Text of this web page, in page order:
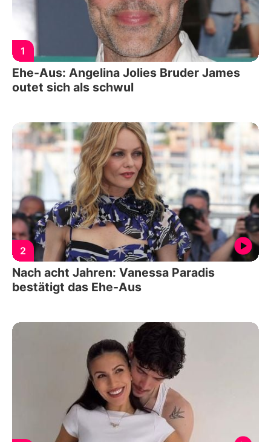
1
Ehe-Aus: Angelina Jolies Bruder James
outet sich als schwul
2
Nach acht Jahren: Vanessa Paradis
bestätigt das Ehe-Aus